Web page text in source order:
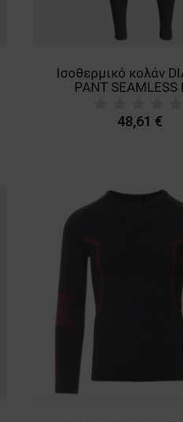
Ισοθερμικό κολάν
PANT SEAMLESS
48,61 €